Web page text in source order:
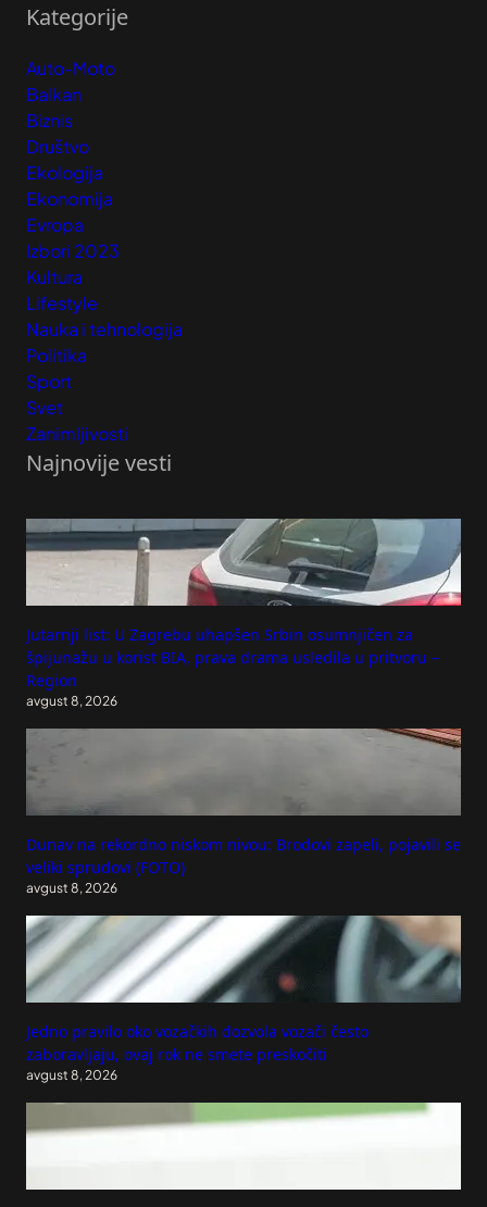
Kategorije
Auto-Moto
Balkan
Biznis
Društvo
Ekologija
Ekonomija
Evropa
Izbori 2023
Kultura
Lifestyle
Nauka i tehnologija
Politika
Sport
Svet
Zanimljivosti
Najnovije vesti
Jutarnji list: U Zagrebu uhapšen Srbin osumnjičen za
špijunažu u korist BIA, prava drama usledila u pritvoru –
Region
avgust 8, 2026
Dunav na rekordno niskom nivou: Brodovi zapeli, pojavili se
veliki sprudovi (FOTO)
avgust 8, 2026
Jedno pravilo oko vozačkih dozvola vozači često
zaboravljaju, ovaj rok ne smete preskočiti
avgust 8, 2026